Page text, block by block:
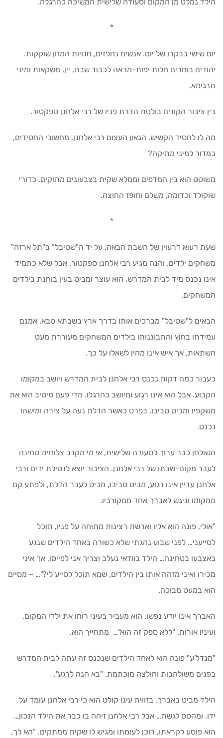
*
יום שישי בבקרו של יום. אנשים נחפזים, חנויות המזון שוקקות.
יהודים בוחרים חלות יפות-מראה לכבוד שבת, יין, משקאות ומיני
תרגימא.
בין ציבור הקונים בולטת הדרת פניו של רבי אלחנן ספקטור.
מה לו לחסיד הקשיש, הגאון העצום רבי אלחנן, מחשובי החסידים,
במדור למיני מתיקה?
משוטט הוא בין המדפים וממלא שקית בצבעונים מתוקים, כדורי
שוקולד וכדומה, משלם וחופז החוצה.
*
שעת רעוא דרעוין של השבת הבאה. על יד ה"שטיבל" ב"תל ארזה"
משחקים ילדים. והנה מגיע רבי אלחנן ספקטור. אבל שלא כתמיד
אינו נכנס מיד לבית המדרש. הוא עוצר ומביט בעין בוחנת בילדים
המשחקים.
הבאים ל"שטיבל" מברכים אותו בדרך ארץ בשבתא טבא, אמנם
עמידתו בחוץ והתבוננותו בילדים המשחקים מעוררת מעט
השתאות, אך איש אינו מהין לשאלו על כך.
כעבור כמה דקות נכנס רבי אלחנן לבית המדרש ויושב במקומו
הקבוע. אבל הוא אינו רגוע ומיושב כהרגלו. מדי פעם מיטיב הוא את
משקפיו ומביט סביבו, בפרט כאשר הדלת נעה על צירה ומישהו
נכנס.
השולחן כבר ערוך לסעודה שלישית, אי מי מקרב צלוחית טחינה
לעבר מקום-שבתו של רבי אלחנן. הציבור יוצא לנטילת ידים ורבי
אלחנן עדיין אינו רגוע, מביט סביבו, מביט לעבר הדלת, ולפתע קם
ממקומו וניגש לאברך אחד ממקורביו.
"אולי, פונה הוא אליו וארשת רצינות מתוחה על פניו, תוכל
לסייעני… לפני שבוע נהגתי שלא כשורה באחד הילדים שנגע
באצבעו בטחינה… הילד בוודאי נעלב וצריך אני לפייסו, אך איני
מכירו ואיני מזהה אותו בין הילדים, שמא תוכל לסייע לי?"… – מסיים
הוא במעט מבוכה.
האברך אינו יודע נפשו. הוא מעביר בעיני רוחו את ילדי המקום,
ועיניו אורות. "ללא ספק זה הוא"… מתחייך הוא.
"מנדל'ע" פונה הוא לאחד הילדים שנכנס זה עתה לבית המדרש
בפנים משולהבות וחולצה מוכתמת. "בא הנה לרגע".
הילד מביט באברך, בזווית עינו קולט הוא כי רבי אלחנן עומד על
ידו, ומהסס לגשת… אבל רבי אלחנן זיהה בו כבר את הילד הנכון…
הוא פוסע לקראתו, רוכן לעומתו ומגיש לו שקית ממתקים. "הא לך,